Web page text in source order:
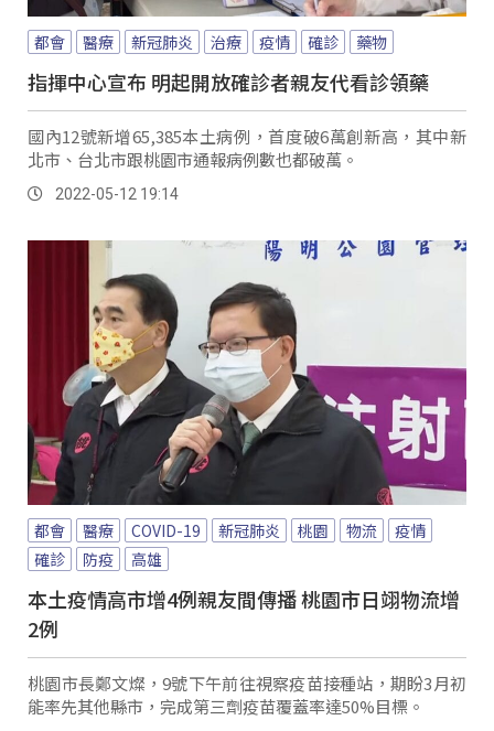
都會 醫療 新冠肺炎 治療 疫情 確診 藥物
指揮中心宣布 明起開放確診者親友代看診領藥
國內12號新增65,385本土病例，首度破6萬創新高，其中新
北市、台北市跟桃園市通報病例數也都破萬。
2022-05-12 19:14
都會 醫療 COVID-19 新冠肺炎 桃園 物流
疫情
確診
防疫 高雄
本土疫情高市增4例親友間傳播 桃園市日翊物流增
2例
桃園市長鄭文燦，9號下午前往視察疫苗接種站，期盼3月初
能率先其他縣市，完成第三劑疫苗覆蓋率達50%目標。